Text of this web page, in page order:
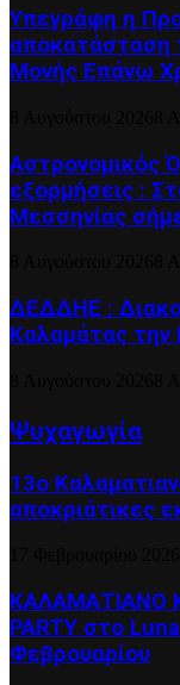
Υπεγράφη η
αποκατάσταση
Μονής Επάνω
Αστρονομικός
εξορμήσεις :
Μεσσηνίας
ΔΕΔΔΗΕ :
Καλαμάτας την
Ψυχαγωγία
13ο
αποκριάτικες
ΚΑΛΑΜΑΤΙΑΝΟ
PARTY στο
Φεβρουαρίου